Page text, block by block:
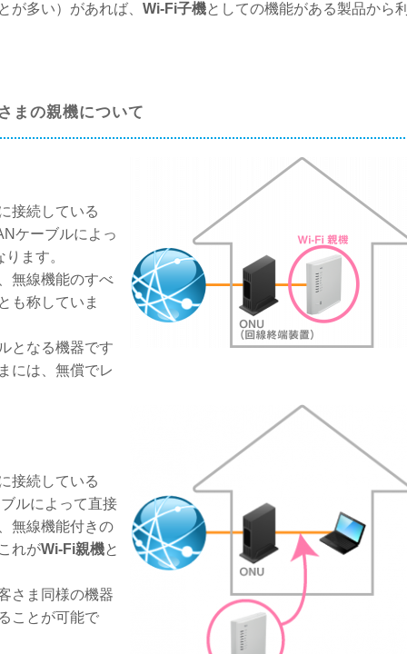
が多い）があれば、 Wi-Fi子機としての機能がある製品から利
まの親機について
接続している
ケーブルによっ
ります。
無線機能のすべ
も称していま
となる機器です
には、無償でレ
接続している
ルによって直接
無線機能付きの
れがWi-Fi親機と
さま同様の機器
ことが可能で